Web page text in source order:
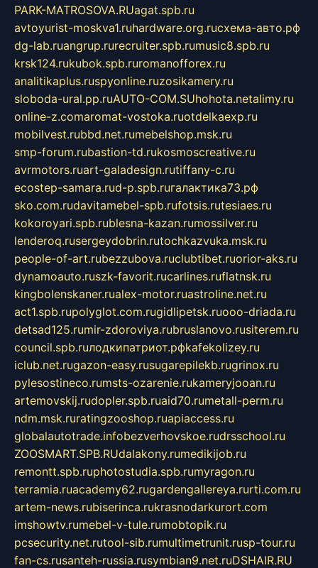
PARK-MATROSOVA.RUagat.spb.ru
avtoyurist-moskva1.ruhardware.org.ruсхема-авто.рф
dg-lab.ruangrup.rurecruiter.spb.rumusic8.spb.ru
krsk124.rukubok.spb.ruromanofforex.ru
analitikaplus.ruspyonline.ruzosikamery.ru
sloboda-ural.pp.ruAUTO-COM.SUhohota.netalimy.ru
online-z.comaromat-vostoka.ruotdelkaexp.ru
mobilvest.rubbd.net.rumebelshop.msk.ru
smp-forum.rubastion-td.rukosmoscreative.ru
avrmotors.ruart-galadesign.rutiffany-c.ru
ecostep-samara.rud-p.spb.ruгалактика73.рф
sko.com.rudavitamebel-spb.rufotsis.rutesiaes.ru
kokoroyari.spb.rublesna-kazan.rumossilver.ru
lenderoq.rusergeydobrin.rutochkazvuka.msk.ru
people-of-art.rubezzubova.ruclubtibet.ruorior-aks.ru
dynamoauto.ruszk-favorit.rucarlines.ruflatnsk.ru
kingbolenskaner.rualex-motor.ruastroline.net.ru
act1.spb.rupolyglot.com.rugidlipetsk.ruooo-driada.ru
detsad125.rumir-zdoroviya.rubruslanovo.rusiterem.ru
council.spb.ruлодкипатриот.рфkafekolizey.ru
iclub.net.rugazon-easy.rusugarepilekb.rugrinox.ru
pylesostineco.rumsts-ozarenie.rukameryjooan.ru
artemovskij.rudopler.spb.ruaid70.rumetall-perm.ru
ndm.msk.ruratingzooshop.ruapiaccess.ru
globalautotrade.infobezverhovskoe.rudrsschool.ru
ZOOSMART.SPB.RUdalakony.rumedikijob.ru
remontt.spb.ruphotostudia.spb.rumyragon.ru
terramia.ruacademy62.rugardengallereya.rurti.com.ru
artem-news.rubiserinca.rukrasnodarkurort.com
imshowtv.rumebel-v-tule.rumobtopik.ru
pcsecurity.net.rutool-sib.rumultimetrunit.rusp-tour.ru
fan-cs.rusanteh-russia.rusymbian9.net.ruDSHAIR.RU